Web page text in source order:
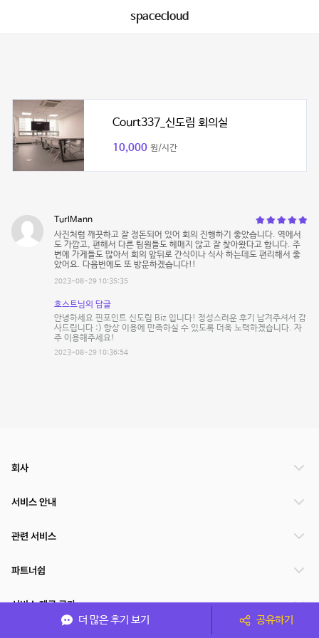
spacecloud
Court337_신도림 회의실
10,000 원/시간
TurlMann
사진처럼 깨끗하고 잘 정돈되어 있어 회의 진행하기 좋았습니다. 역에서
도 가깝고, 편해서 다른 팀원들도 헤매지 않고 잘 찾아왔다고 합니다. 주
변에 가게들도 많아서 회의 앞뒤로 간식이나 식사 하는데도 편리해서 좋
았어요. 다음번에도 또 방문하겠습니다!!
2023-08-29 10:35:35
호스트님의 답글
안녕하세요 핀포인트 신도림 Biz 입니다! 정성스러운 후기 남겨주셔서 감
사드립니다 :) 항상 이용에 만족하실 수 있도록 더욱 노력하겠습니다. 자
주 이용해주세요!
2023-08-29 10:36:54
더 많은 후기 보기 공유하기
회사
서비스 안내
관련 서비스
파트너쉽
서비스 제공 국가